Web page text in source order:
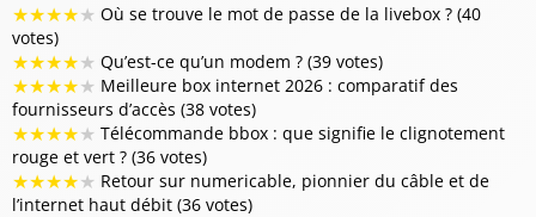
★★★★★ Où se trouve le mot de passe de la livebox ? (40
votes)
★★★★★ Qu’est-ce qu’un modem ? (39 votes)
★★★★★ Meilleure box internet 2026 : comparatif des
fournisseurs d’accès (38 votes)
★★★★★ Télécommande bbox : que signifie le clignotement
rouge et vert ? (36 votes)
★★★★★ Retour sur numericable, pionnier du câble et de
l’internet haut débit (36 votes)